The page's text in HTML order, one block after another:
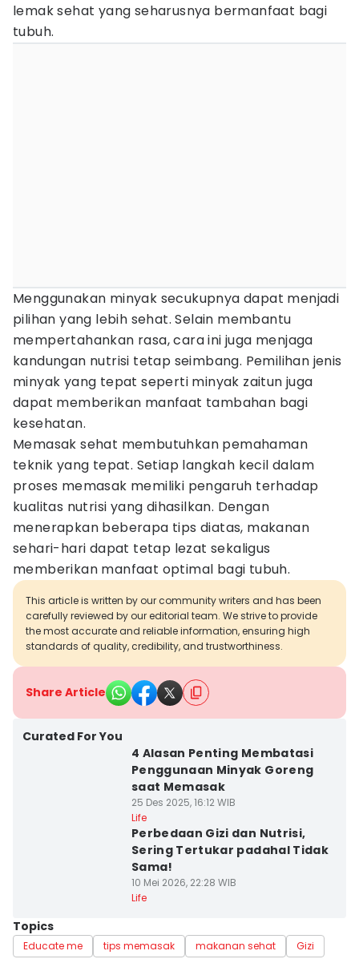
lemak sehat yang seharusnya bermanfaat bagi
tubuh.
Menggunakan minyak secukupnya dapat menjadi
pilihan yang lebih sehat. Selain membantu
mempertahankan rasa, cara ini juga menjaga
kandungan nutrisi tetap seimbang. Pemilihan jenis
minyak yang tepat seperti minyak zaitun juga
dapat memberikan manfaat tambahan bagi
kesehatan.
Memasak sehat membutuhkan pemahaman
teknik yang tepat. Setiap langkah kecil dalam
proses memasak memiliki pengaruh terhadap
kualitas nutrisi yang dihasilkan. Dengan
menerapkan beberapa tips diatas, makanan
sehari-hari dapat tetap lezat sekaligus
memberikan manfaat optimal bagi tubuh.
This article is written by our community writers and has been
carefully reviewed by our editorial team. We strive to provide
the most accurate and reliable information, ensuring high
standards of quality, credibility, and trustworthiness.
Share Article
Curated For You
4 Alasan Penting Membatasi
Penggunaan Minyak Goreng
saat Memasak
25 Des 2025, 16:12 WIB
Life
Perbedaan Gizi dan Nutrisi,
Sering Tertukar padahal Tidak
Sama!
10 Mei 2026, 22:28 WIB
Life
Topics
Educate me tips memasak makanan sehat Gizi